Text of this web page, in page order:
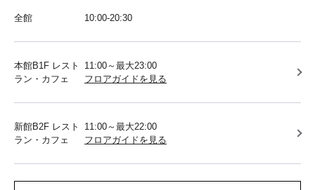
全館 10:00-20:30
本館B1F レスト
ラン・カフェ
11:00～最大23:00
フロアガイドを見る
新館B2F レスト
ラン・カフェ
11:00～最大22:00
フロアガイドを見る